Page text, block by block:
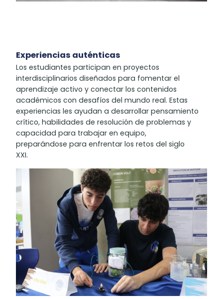
Experiencias auténticas
Los estudiantes participan en proyectos
interdisciplinarios diseñados para fomentar el
aprendizaje activo y conectar los contenidos
académicos con desafíos del mundo real. Estas
experiencias les ayudan a desarrollar pensamiento
crítico, habilidades de resolución de problemas y
capacidad para trabajar en equipo,
preparándose para enfrentar los retos del siglo
XXI.